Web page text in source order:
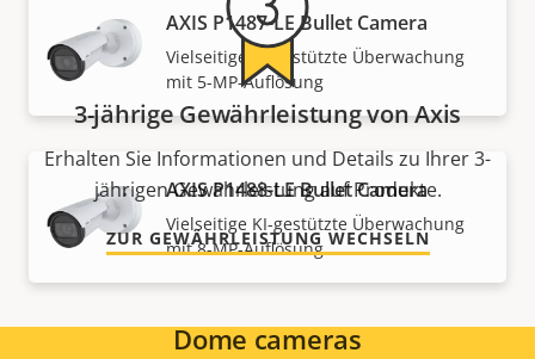
AXIS P1487-LE Bullet Camera
Vielseitige KI-gestützte Überwachung
mit 5-MP-Auflösung
AXIS P1488-LE Bullet Camera
Vielseitige KI-gestützte Überwachung
mit 8-MP-Auflösung
Dome cameras
3-jährige Gewährleistung von Axis
Erhalten Sie Informationen und Details zu Ihrer 3-
jährigen Gewährleistung auf Produkte.
ZUR GEWÄHRLEISTUNG WECHSELN